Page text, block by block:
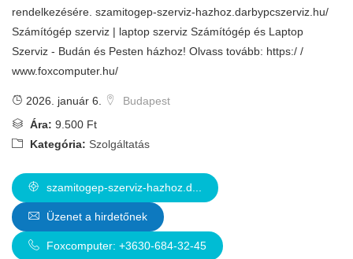
rendelkezésére. szamitogep-szerviz-hazhoz.darbypcszerviz.hu/
Számítógép szerviz | laptop szerviz Számítógép és Laptop
Szerviz - Budán és Pesten házhoz! Olvass tovább: https:/ /
www.foxcomputer.hu/
2026. január 6.
Budapest
Ára: 9.500 Ft
Kategória: Szolgáltatás
szamitogep-szerviz-hazhoz.d...
Üzenet a hirdetőnek
Foxcomputer: +3630-684-32-45